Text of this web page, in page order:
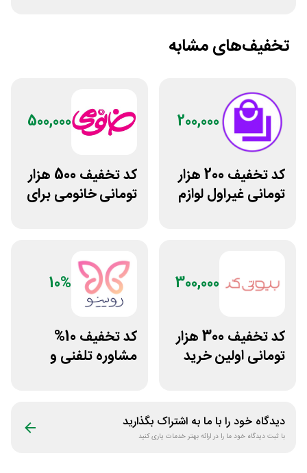
تخفیف‌های مشابه
200,000
کد تخفیف 200 هزار
تومانی غیراول لوازم
500,000
کد تخفیف 500 هزار
تومانی خانومی برای
300,000
کد تخفیف 300 هزار
تومانی اولین خرید
10%
کد تخفیف 10%
مشاوره تلفنی و
دیدگاه خود را با ما به اشتراک بگذارید
با ثبت دیدگاه خود ما را در ارائه بهتر خدمات یاری کنید